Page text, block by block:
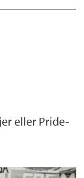
eller Pride-